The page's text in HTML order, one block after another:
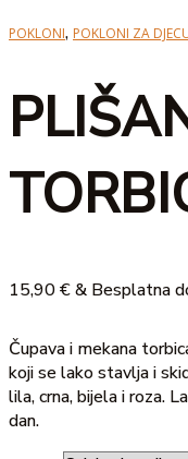
POKLONI, POKLONI ZA
15,90€& Besplatna
Čupava i mekana
koji se lako stavlja i
lila, crna, bijela i roza.
dan.
TORBICA,